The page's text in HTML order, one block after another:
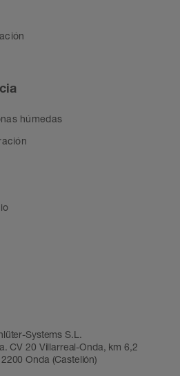
húmedas
Systems S.L.
CV 20 Villarreal-Onda, km 6,2
Onda (Castellón)